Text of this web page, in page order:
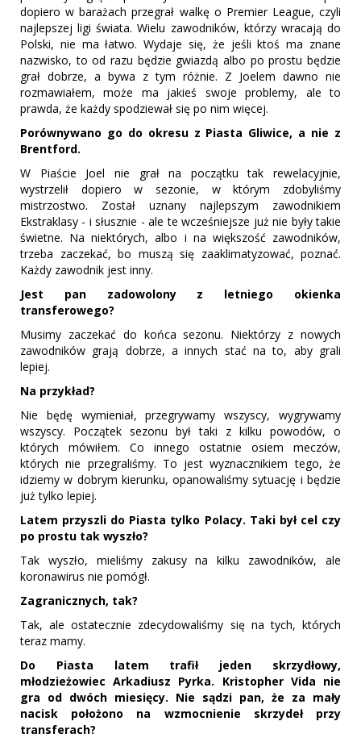
dopiero w barażach przegrał walkę o Premier League, czyli
najlepszej ligi świata. Wielu zawodników, którzy wracają do
Polski, nie ma łatwo. Wydaje się, że jeśli ktoś ma znane
nazwisko, to od razu będzie gwiazdą albo po prostu będzie
grał dobrze, a bywa z tym różnie. Z Joelem dawno nie
rozmawiałem, może ma jakieś swoje problemy, ale to
prawda, że każdy spodziewał się po nim więcej.
Porównywano go do okresu z Piasta Gliwice, a nie z
Brentford.
W Piaście Joel nie grał na początku tak rewelacyjnie,
wystrzelił dopiero w sezonie, w którym zdobyliśmy
mistrzostwo. Został uznany najlepszym zawodnikiem
Ekstraklasy - i słusznie - ale te wcześniejsze już nie były takie
świetne. Na niektórych, albo i na większość zawodników,
trzeba zaczekać, bo muszą się zaaklimatyzować, poznać.
Każdy zawodnik jest inny.
Jest pan zadowolony z letniego okienka
transferowego?
Musimy zaczekać do końca sezonu. Niektórzy z nowych
zawodników grają dobrze, a innych stać na to, aby grali
lepiej.
Na przykład?
Nie będę wymieniał, przegrywamy wszyscy, wygrywamy
wszyscy. Początek sezonu był taki z kilku powodów, o
których mówiłem. Co innego ostatnie osiem meczów,
których nie przegraliśmy. To jest wyznacznikiem tego, że
idziemy w dobrym kierunku, opanowaliśmy sytuację i będzie
już tylko lepiej.
Latem przyszli do Piasta tylko Polacy. Taki był cel czy
po prostu tak wyszło?
Tak wyszło, mieliśmy zakusy na kilku zawodników, ale
koronawirus nie pomógł.
Zagranicznych, tak?
Tak, ale ostatecznie zdecydowaliśmy się na tych, których
teraz mamy.
Do Piasta latem trafił jeden skrzydłowy,
młodzieżowiec Arkadiusz Pyrka. Kristopher Vida nie
gra od dwóch miesięcy. Nie sądzi pan, że za mały
nacisk położono na wzmocnienie skrzydeł przy
transferach?